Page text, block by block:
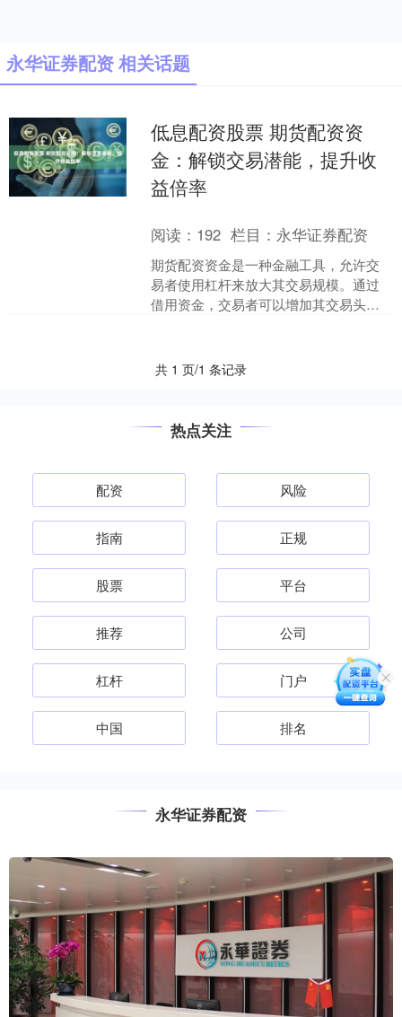
永华证券配资 相关话题
低息配资股票 期货配资资
金：解锁交易潜能，提升收
益倍率
阅读： 192 栏目： 永华证券配资
期货配资资金是一种金融工具，允许交
易者使用杠杆来放大其交易规模。通过
借用资金，交易者可以增加其交易头
共 1 页/1 条记录
热点关注
配资 风险
指南 正规
股票 平台
推荐 公司
杠杆 门户
中国 排名
永华证券配资